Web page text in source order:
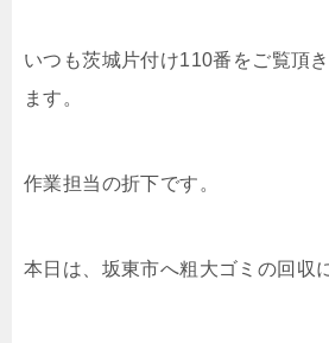
いつも茨城片付け110番をご覧頂
ます。
作業担当の折下です。
本日は、坂東市へ粗大ゴミの回収